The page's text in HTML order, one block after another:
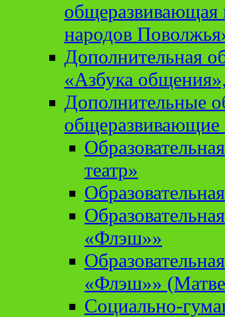
народов
Дополнительная
«Азбука
Дополнительные
театр»
«Флэш»»
«Флэш»»
Социально-